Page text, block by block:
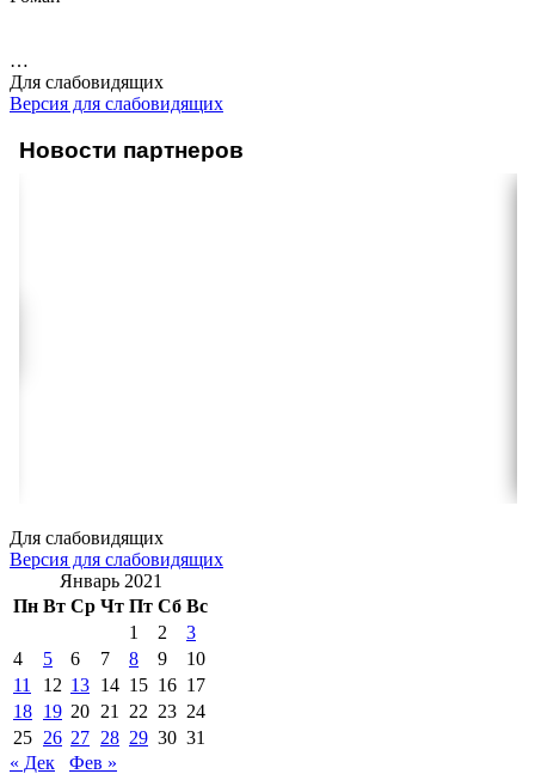
…
Для слабовидящих
Версия для слабовидящих
Новости партнеров
Для слабовидящих
Версия для слабовидящих
Январь 2021
Пн Вт Ср Чт Пт Сб Вс
1
2
3
4
5 6 7 8 9
10
11
12 13 14 15 16 17
18 19 20 21 22 23 24
25 26 27 28 29 30 31
« Дек
Фев »